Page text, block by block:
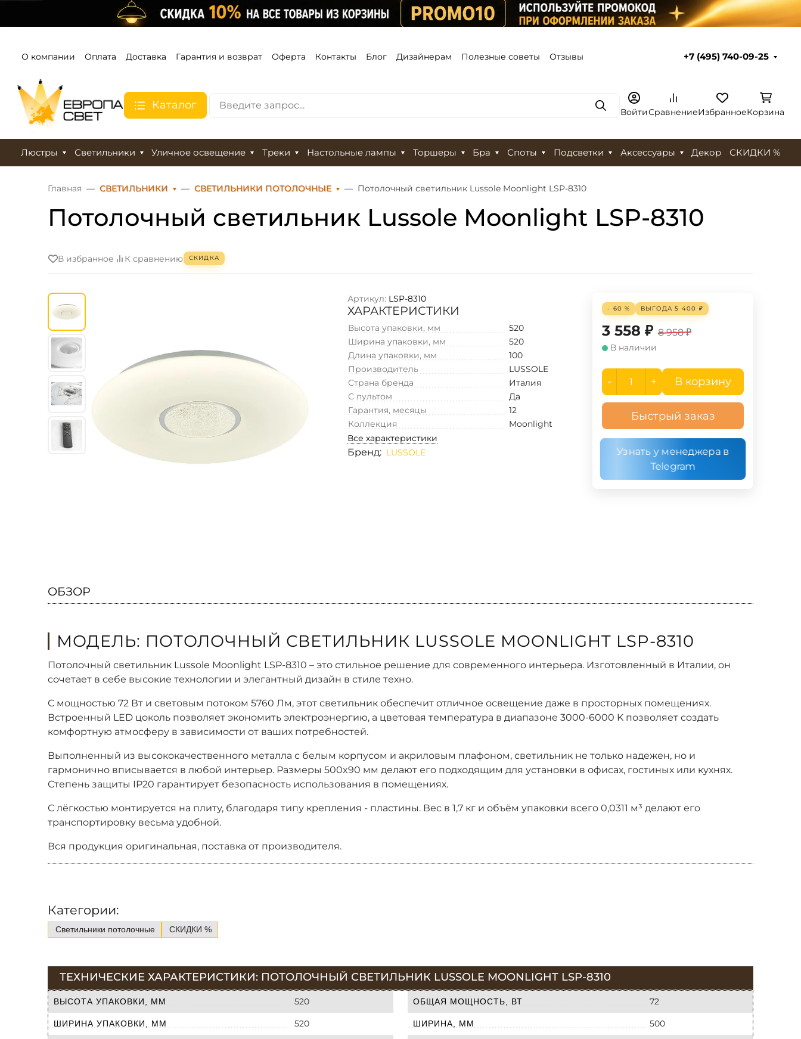
О компании Оплата Доставка Гарантия и возврат Оферта Контакты Блог Дизайнерам Полезные советы Отзывы +7 (495) 740-09-25
Каталог ПоискВойтиСравнениеИзбранноеКорзина
Люстры Светильники Уличное освещение Треки Настольные лампы Торшеры Бра Споты Подсветки Аксессуары Декор СКИДКИ %
Главная СВЕТИЛЬНИКИ СВЕТИЛЬНИКИ ПОТОЛОЧНЫЕ Потолочный светильник Lussole Moonlight LSP-8310
Потолочный светильник Lussole Moonlight LSP-8310
В избранное К сравнению СКИДКА
Артикул: LSP-8310
ХАРАКТЕРИСТИКИ
Высота упаковки, мм
520
Ширина упаковки, мм
520
Длина упаковки, мм
100
Производитель
LUSSOLE
Страна бренда
Италия
С пультом
Да
Гарантия, месяцы
12
Коллекция
Moonlight
Все характеристики
Бренд: LUSSOLE
- 60 % ВЫГОДА5 400 ₽
3 558 ₽ 8 958 ₽
В наличии
- + В корзину
Быстрый заказ
Узнать у менеджера в
Telegram
ОБЗОР
МОДЕЛЬ: ПОТОЛОЧНЫЙ СВЕТИЛЬНИК LUSSOLE MOONLIGHT LSP-8310
Потолочный светильник Lussole Moonlight LSP-8310 – это стильное решение для современного интерьера. Изготовленный в Италии, он
сочетает в себе высокие технологии и элегантный дизайн в стиле техно.
С мощностью 72 Вт и световым потоком 5760 Лм, этот светильник обеспечит отличное освещение даже в просторных помещениях.
Встроенный LED цоколь позволяет экономить электроэнергию, а цветовая температура в диапазоне 3000-6000 K позволяет создать
комфортную атмосферу в зависимости от ваших потребностей.
Выполненный из высококачественного металла с белым корпусом и акриловым плафоном, светильник не только надежен, но и
гармонично вписывается в любой интерьер. Размеры 500x90 мм делают его подходящим для установки в офисах, гостиных или кухнях.
Степень защиты IP20 гарантирует безопасность использования в помещениях.
С лёгкостью монтируется на плиту, благодаря типу крепления - пластины. Вес в 1,7 кг и объём упаковки всего 0,0311 м³ делают его
транспортировку весьма удобной.
Вся продукция оригинальная, поставка от производителя.
Категории:
Светильники потолочные СКИДКИ %
ТЕХНИЧЕСКИЕ ХАРАКТЕРИСТИКИ: ПОТОЛОЧНЫЙ СВЕТИЛЬНИК LUSSOLE MOONLIGHT LSP-8310
ВЫСОТА УПАКОВКИ, ММ 520
ШИРИНА УПАКОВКИ, ММ 520
ОБЩАЯ МОЩНОСТЬ, ВТ 72
ШИРИНА, ММ 500